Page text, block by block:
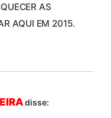
AS
AQUI EM 2015.
disse: